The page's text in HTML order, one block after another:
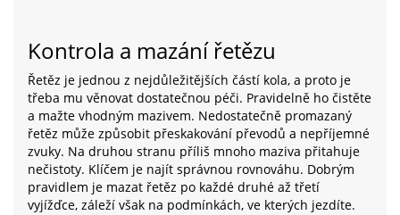
Kontrola a mazání řetězu
Řetěz je jednou z nejdůležitějších částí kola, a proto je
třeba mu věnovat dostatečnou péči. Pravidelně ho čistěte
a mažte vhodným mazivem. Nedostatečně promazaný
řetěz může způsobit přeskakování převodů a nepříjemné
zvuky. Na druhou stranu příliš mnoho maziva přitahuje
nečistoty. Klíčem je najít správnou rovnováhu. Dobrým
pravidlem je mazat řetěz po každé druhé až třetí
vyjížďce, záleží však na podmínkách, ve kterých jezdíte.